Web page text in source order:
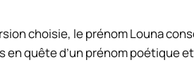
choisie, le prénom Louna
en quête d’un prénom poétique